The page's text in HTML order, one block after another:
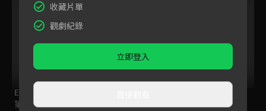
ELTV｜童話任意門
第一季
收藏片單
觀劇紀錄
立即登入